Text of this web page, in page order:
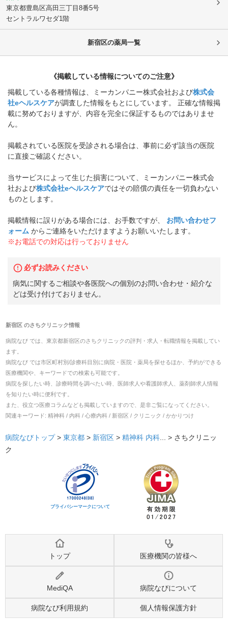
東京都豊島区高田三丁目8番5号
セントラルワセダ1階
新宿区の薬局一覧
《掲載している情報についてのご注意》
掲載している各種情報は、ミーカンパニー株式会社および株式会
社eヘルスケアが調査した情報をもとにしています。 正確な情報掲
載に努めておりますが、内容を完全に保証するものではありませ
ん。
掲載されている医院を受診される場合は、事前に必ず該当の医院
に直接ご確認ください。
当サービスによって生じた損害について、ミーカンパニー株式会
社および株式会社eヘルスケアではその賠償の責任を一切負わない
ものとします。
掲載情報に誤りがある場合には、お手数ですが、
お問い合わせフ
ォーム からご連絡をいただけますようお願いいたします。
※お電話での対応は行っておりません
必ずお読みください
病気に関するご相談や各医院への個別のお問い合わせ・紹介な
どは受け付けておりません。
新宿区のさちクリニック情報
病院なび では、 東京都新宿区のさちクリニックの評判・求人・転職情報を掲載してい
ます。
病院なび では市区町村別/診療科目別に病院・医院・薬局を探せるほか、予約ができる
医療機関や、キーワードでの検索も可能です。
病院を探したい時、診療時間を調べたい時、医師求人や看護師求人、薬剤師求人情報
を知りたい時に便利です。
また、役立つ医療コラムなども掲載していますので、是非ご覧になってください。
関連キーワード: 精神科 / 内科 / 心療内科 / 新宿区 / クリニック / かかりつけ
病院なびトップ > 東京都 > 新宿区 > 精神科 内科... > さちクリニッ
ク
プライバシーマークについて
トップ 医療機関の皆様へ
MediQA 病院なびについて
病院なび利用規約 個人情報保護方針